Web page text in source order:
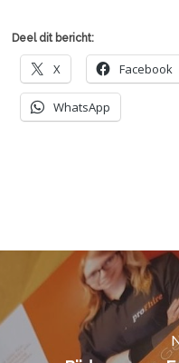
Deel dit bericht:
X Facebook
WhatsApp